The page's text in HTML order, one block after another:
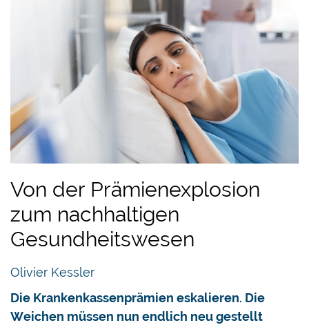
Von der Prämienexplosion
zum nachhaltigen
Gesundheitswesen
Olivier Kessler
Die Krankenkassenprämien eskalieren. Die
Weichen müssen nun endlich neu gestellt